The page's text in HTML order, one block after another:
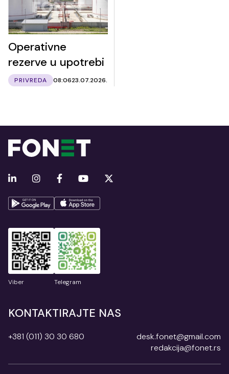
Operativne
rezerve u upotrebi
PRIVREDA 08:0623.07.2026.
Viber Telegram
KONTAKTIRAJTE NAS
+381 (011) 30 30 680
desk.fonet@gmail.com
redakcija@fonet.rs